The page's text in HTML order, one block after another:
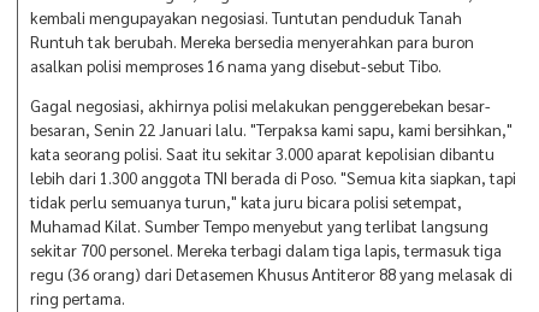
kembali mengupayakan negosiasi. Tuntutan penduduk Tanah
Runtuh tak berubah. Mereka bersedia menyerahkan para buron
asalkan polisi memproses 16 nama yang disebut-sebut Tibo.
Gagal negosiasi, akhirnya polisi melakukan penggerebekan besar-
besaran, Senin 22 Januari lalu. "Terpaksa kami sapu, kami bersihkan,"
kata seorang polisi. Saat itu sekitar 3.000 aparat kepolisian dibantu
lebih dari 1.300 anggota TNI berada di Poso. "Semua kita siapkan, tapi
tidak perlu semuanya turun," kata juru bicara polisi setempat,
Muhamad Kilat. Sumber Tempo menyebut yang terlibat langsung
sekitar 700 personel. Mereka terbagi dalam tiga lapis, termasuk tiga
regu (36 orang) dari Detasemen Khusus Antiteror 88 yang melasak di
ring pertama.